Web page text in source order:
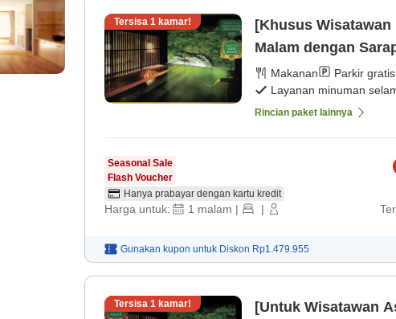
Tersisa 1 kamar!
[Khusus
Malam dengan
Makanan Parkir gratis
Layanan minuman
Rincian paket lainnya
Seasonal Sale
Flash Voucher
Hanya prabayar dengan kartu kredit
Harga untuk: 1 malam | |
Gunakan kupon untuk Diskon Rp1.479.955
Tersisa 1 kamar!
[Untuk Wisatawan